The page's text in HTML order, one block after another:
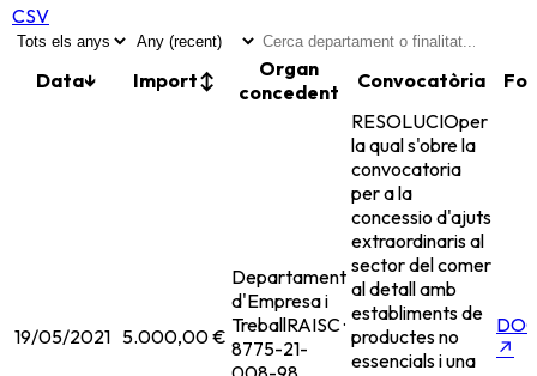
CSV
Data↓ Import↕
Organ
concedent
Convocatòria
19/05/2021 5.000,00 €
Departament
d'Empresa i
TreballRAISC ·
8775-21-
RESOLUCIOper
la qual s'obre la
convocatoria
per a la
concessio d'ajuts
extraordinaris al
sector del comer
al detall amb
establiments de
productes no
essencials i una
↗